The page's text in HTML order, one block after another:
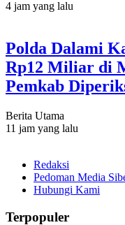
4 jam yang lalu
Polda Dalami
Rp12 Miliar di
Pemkab
Berita Utama
11 jam yang lalu
Redaksi
Pedoman Media
Hubungi Kami
Terpopuler